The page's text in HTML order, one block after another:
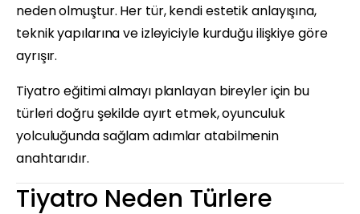
neden olmuştur. Her tür, kendi estetik anlayışına,
teknik yapılarına ve izleyiciyle kurduğu ilişkiye göre
ayrışır.
Tiyatro eğitimi almayı planlayan bireyler için bu
türleri doğru şekilde ayırt etmek, oyunculuk
yolculuğunda sağlam adımlar atabilmenin
anahtarıdır.
Tiyatro Neden Türlere